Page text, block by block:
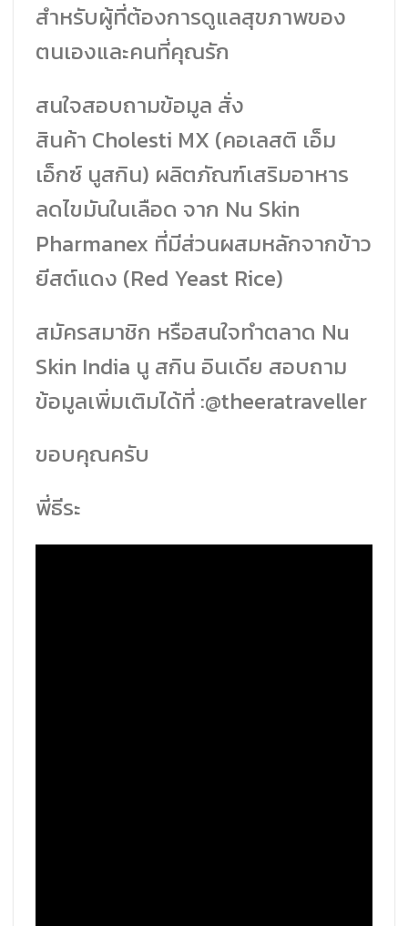
สำหรับผู้ที่ต้องการดูแลสุขภาพของ
ตนเองและคนที่คุณรัก
สนใจสอบถามข้อมูล สั่ง
สินค้า Cholesti MX (คอเลสติ เอ็ม
เอ็กซ์ นูสกิน) ผลิตภัณฑ์เสริมอาหาร
ลดไขมันในเลือด จาก Nu Skin
Pharmanex ที่มีส่วนผสมหลักจากข้าว
ยีสต์แดง (Red Yeast Rice)
สมัครสมาชิก หรือสนใจทำตลาด Nu
Skin India นู สกิน อินเดีย สอบถาม
ข้อมูลเพิ่มเติมได้ที่ :@theeratraveller
ขอบคุณครับ
พี่ธีระ